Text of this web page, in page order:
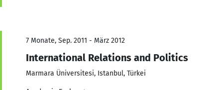
7 Monate, Sep. 2011 - März 2012
International Relations and Politics
Marmara Üniversitesi, Istanbul, Türkei